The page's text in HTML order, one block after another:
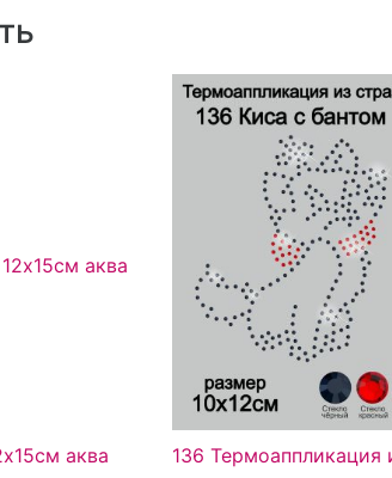
аква
136 Термоаппликация